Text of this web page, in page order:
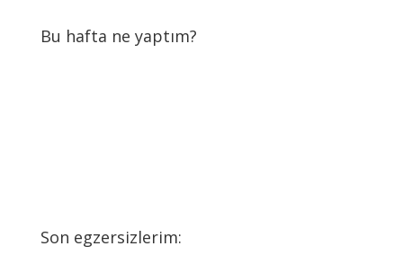
Bu hafta ne yaptım?
Son egzersizlerim: